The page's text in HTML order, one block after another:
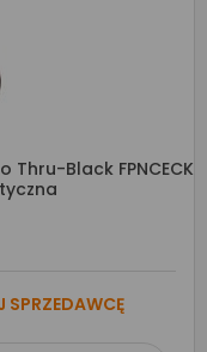
Black FPNCECK
SPRZEDAWCĘ